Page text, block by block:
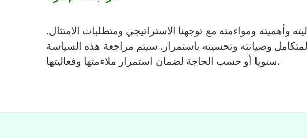
وأهميته ومواءمته مع توجهنا الاستراتيجي ومتطلبات الامتثال.
المتكامل وصيانته وتحسينه باستمرار. سيتم مراجعة هذه السياسة
سنويا أو حسب الحاجة لضمان استمرار ملاءمتها وفعاليتها.